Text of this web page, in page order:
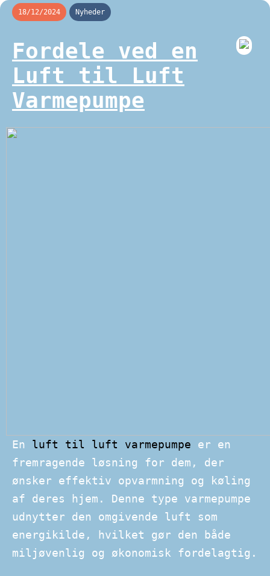
18/12/2024 Nyheder
Fordele ved en
Luft til Luft
Varmepumpe
En luft til luft varmepumpe er en
fremragende løsning for dem, der
ønsker effektiv opvarmning og køling
af deres hjem. Denne type varmepumpe
udnytter den omgivende luft som
energikilde, hvilket gør den både
miljøvenlig og økonomisk fordelagtig.